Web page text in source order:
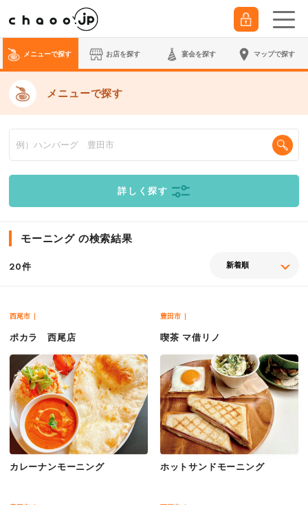
メニューで探す お店を探す 宴会を探す マップで探す
メニューで探す
詳しく探す
モーニング の検索結果
20件
西尾市
ポカラ 西尾店
カレーナンモーニング
豊田市
喫茶 マ借リノ
ホットサンドモーニング